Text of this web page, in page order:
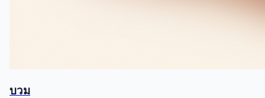
บวม